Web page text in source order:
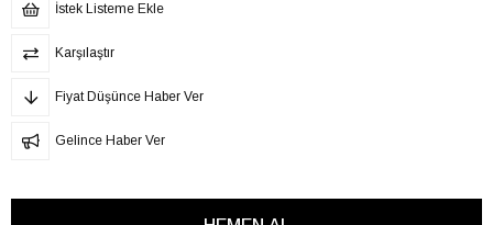
İstek Listeme Ekle
Karşılaştır
Fiyat Düşünce Haber Ver
Gelince Haber Ver